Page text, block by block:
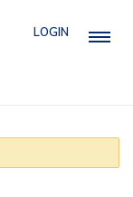
LOGIN